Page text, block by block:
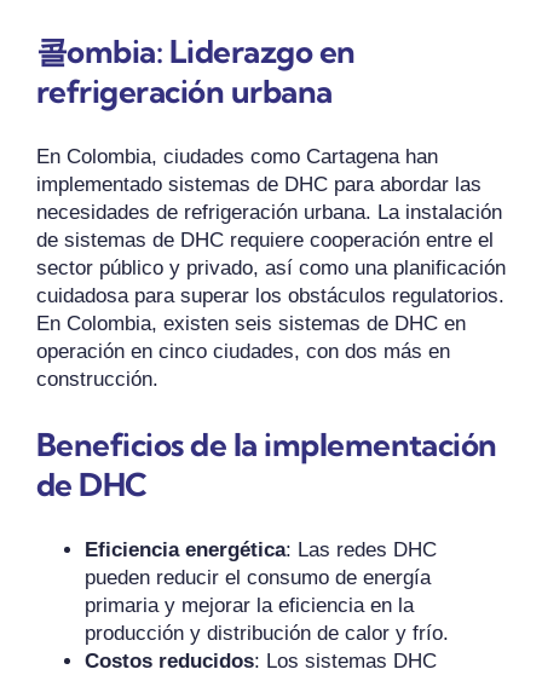
콜ombia: Liderazgo en
refrigeración urbana
En Colombia, ciudades como Cartagena han
implementado sistemas de DHC para abordar las
necesidades de refrigeración urbana. La instalación
de sistemas de DHC requiere cooperación entre el
sector público y privado, así como una planificación
cuidadosa para superar los obstáculos regulatorios.
En Colombia, existen seis sistemas de DHC en
operación en cinco ciudades, con dos más en
construcción.
Beneficios de la implementación
de DHC
Eficiencia energética: Las redes DHC
pueden reducir el consumo de energía
primaria y mejorar la eficiencia en la
producción y distribución de calor y frío.
Costos reducidos: Los sistemas DHC